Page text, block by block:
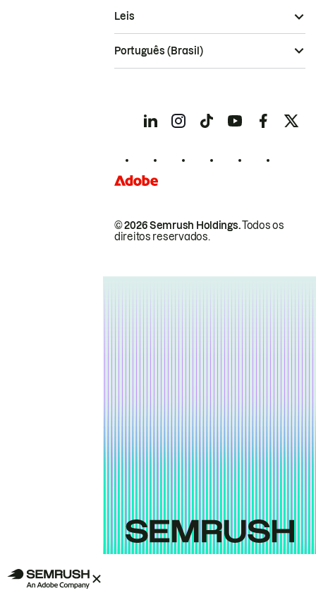
© 2026 Semrush Holdings.Todos os
direitos reservados.
Leis
Português (Brasil)